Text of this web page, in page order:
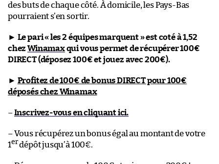
des buts de chaque côté. À domicile, les Pays-Bas
pourraient s’en sortir.
► Le pari « les 2 équipes marquent » est coté à 1,52
chezWinamaxqui vous permet de récupérer 100€
DIRECT (déposez 100€ et jouez avec 200€).
► Profitez de 100€ de bonus DIRECT pour 100€
déposés chez Winamax
–Inscrivez-vous en cliquant ici.
– Vous récupérez un bonus égal au montant de votre
1erdépôt jusqu’à 100€.